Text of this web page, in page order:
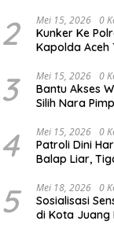
2 Mei 15, 2026 0
Kunker Ke
Kapolda Aceh
Pesantren
3 Mei 15, 2026 0
Bantu Akses
Silih Nara
4 Mei 15, 2026 0
Patroli Dini
Balap Liar,
5 Mei 18, 2026 0
Sosialisasi
di Kota Juang